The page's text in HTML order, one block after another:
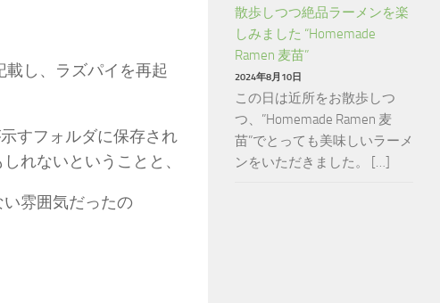
載し、ラズパイを再起
すフォルダに保存され
れないということと、
雰囲気だったの
散歩しつつ絶品ラーメンを楽
しみました “Homemade
Ramen 麦苗”
2024年8月10日
この日は近所をお散歩しつ
つ、”Homemade Ramen 麦
苗”でとっても美味しいラーメ
ンをいただきました。 […]